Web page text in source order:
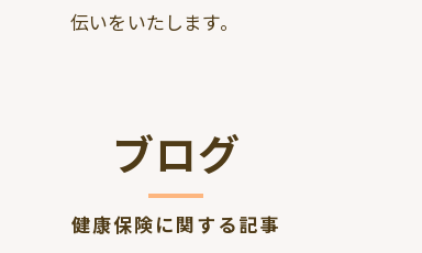
伝いをいたします。
ブログ
健康保険に関する記事